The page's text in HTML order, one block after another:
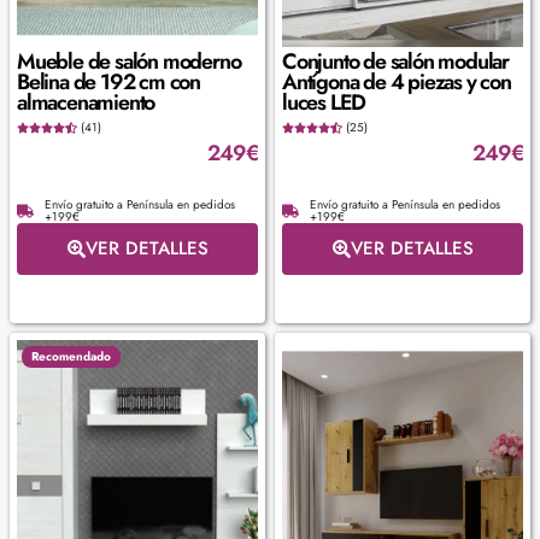
Mueble de salón moderno
Belina de 192 cm con
almacenamiento
(41)
249€
Envío gratuito a Península en pedidos
+199€
VER DETALLES
Conjunto de salón modular
Antígona de 4 piezas y con
luces LED
(25)
249€
Envío gratuito a Península en pedidos
+199€
VER DETALLES
Recomendado